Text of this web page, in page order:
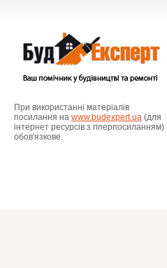
При використанні матеріалів
посилання на www.budexpert.ua (для
інтернет ресурсів з гіперпосиланням)
обов'язкове.